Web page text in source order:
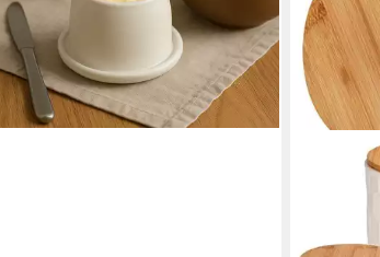
lieferbar - in 4-5 Werktagen bei dir